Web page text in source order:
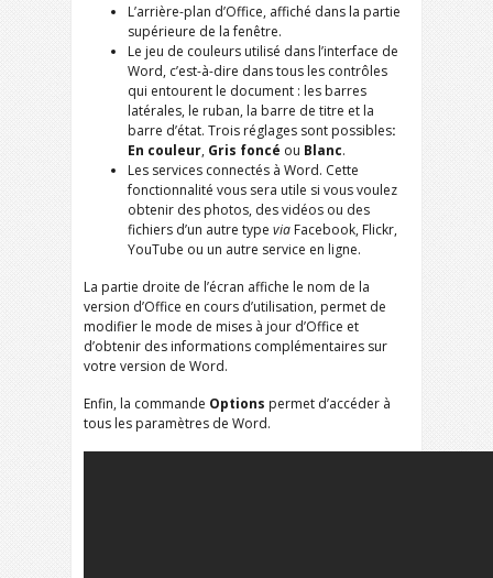
L’arrière-plan d’Office, affiché dans la partie
supérieure de la fenêtre.
Le jeu de couleurs utilisé dans l’interface de
Word, c’est-à-dire dans tous les contrôles
qui entourent le document : les barres
latérales, le ruban, la barre de titre et la
barre d’état. Trois réglages sont possibles:
En couleur, Gris foncé ou Blanc.
Les services connectés à Word. Cette
fonctionnalité vous sera utile si vous voulez
obtenir des photos, des vidéos ou des
fichiers d’un autre type via Facebook, Flickr,
YouTube ou un autre service en ligne.
La partie droite de l’écran affiche le nom de la
version d’Office en cours d’utilisation, permet de
modifier le mode de mises à jour d’Office et
d’obtenir des informations complémentaires sur
votre version de Word.
Enfin, la commande Options permet d’accéder à
tous les paramètres de Word.